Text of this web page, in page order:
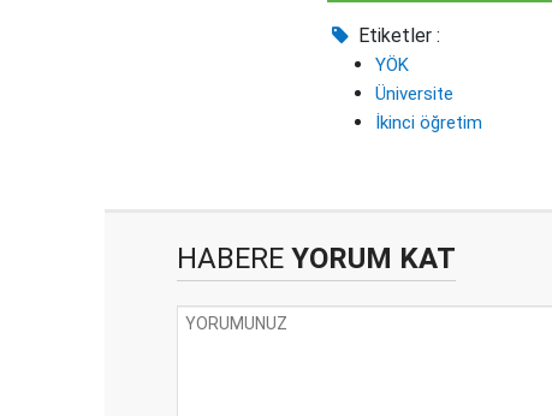
Etiketler :
YÖK
Üniversite
İkinci öğretim
HABERE YORUM KAT